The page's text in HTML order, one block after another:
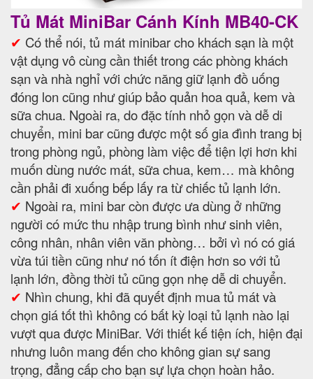
Tủ Mát MiniBar Cánh Kính MB40-CK
✔ Có thể nói, tủ mát minibar cho khách sạn là một
vật dụng vô cùng cần thiết trong các phòng khách
sạn và nhà nghỉ với chức năng giữ lạnh đồ uống
đóng lon cũng như giúp bảo quản hoa quả, kem và
sữa chua. Ngoài ra, do đặc tính nhỏ gọn và dễ di
chuyển, mini bar cũng được một số gia đình trang bị
trong phòng ngủ, phòng làm việc để tiện lợi hơn khi
muốn dùng nước mát, sữa chua, kem… mà không
cần phải đi xuống bếp lấy ra từ chiếc tủ lạnh lớn.
✔ Ngoài ra, mini bar còn được ưa dùng ở những
người có mức thu nhập trung bình như sinh viên,
công nhân, nhân viên văn phòng… bởi vì nó có giá
vừa túi tiền cũng như nó tốn ít điện hơn so với tủ
lạnh lớn, đồng thời tủ cũng gọn nhẹ dễ di chuyển.
✔ Nhìn chung, khi đã quyết định mua tủ mát và
chọn giá tốt thì không có bất kỳ loại tủ lạnh nào lại
vượt qua được MiniBar. Với thiết kế tiện ích, hiện đại
nhưng luôn mang đến cho không gian sự sang
trọng, đẳng cấp cho bạn sự lựa chọn hoàn hảo.